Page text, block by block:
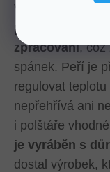
Výrobky značky
přírodní
zpracování, což
spánek. Peří je
regulovat
nepřehřívá ani
i polštáře
je vyráběn s
dostal výrobek,